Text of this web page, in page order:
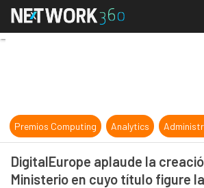
DigitalEurope
Premios Computing Analytics
DigitalEurope aplaude la
Ministerio en cuyo título figure